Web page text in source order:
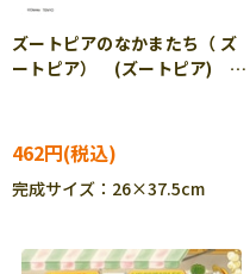
ズートピアのなかまたち（ ズ
ートピア） (ズートピア) 80
462円
完成サイズ：26×37.5cm